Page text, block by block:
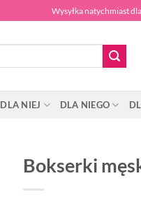
Wysyłka natychmiast
DLA NIEJ DLA NIEGO
Bokserki